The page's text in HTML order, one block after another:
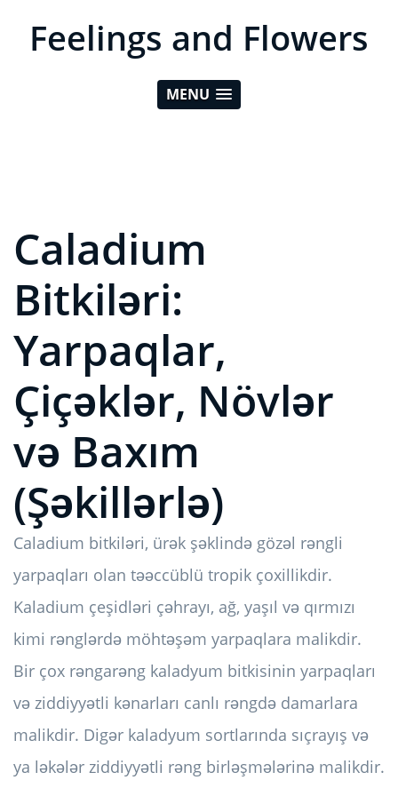
Feelings and Flowers
MENU
Caladium
Bitkiləri:
Yarpaqlar,
Çiçəklər, Növlər
və Baxım
(Şəkillərlə)
Caladium bitkiləri, ürək şəklində gözəl rəngli
yarpaqları olan təəccüblü tropik çoxillikdir.
Kaladium çeşidləri çəhrayı, ağ, yaşıl və qırmızı
kimi rənglərdə möhtəşəm yarpaqlara malikdir.
Bir çox rəngarəng kaladyum bitkisinin yarpaqları
və ziddiyyətli kənarları canlı rəngdə damarlara
malikdir. Digər kaladyum sortlarında sıçrayış və
ya ləkələr ziddiyyətli rəng birləşmələrinə malikdir.